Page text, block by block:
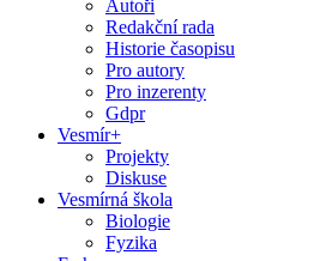
Autoři
Redakční rada
Historie časopisu
Pro autory
Pro inzerenty
Gdpr
Vesmír+
Projekty
Diskuse
Vesmírná škola
Biologie
Fyzika